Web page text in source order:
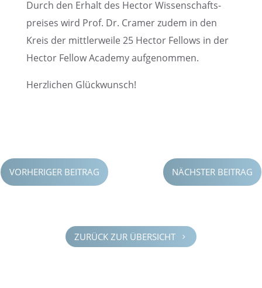
Durch den Erhalt des Hector Wissen­schafts­
prei­ses wird Prof. Dr. Cramer zudem in den
Kreis der mittler­weile 25 Hector Fellows in der
Hector Fellow Academy aufgenommen.
Herzli­chen Glückwunsch!
VORHERIGER BEITRAG NÄCHSTER BEITRAG
ZURÜCK ZUR ÜBERSICHT 5